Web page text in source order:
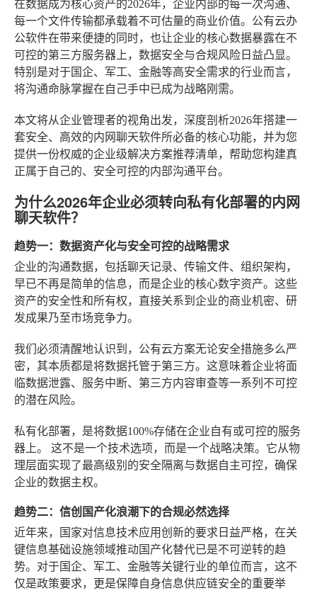
在数据成为核心资产的2026年，企业内部的每一次沟通、
每一个文件传输都承载着不可估量的商业价值。公有云办
公软件在带来便捷的同时，也让企业的核心数据暴露在不
可控的第三方服务器上，数据安全与合规风险日益凸显。
特别是对于国企、军工、金融等高安全需求的行业而言，
将沟通命脉掌握在自己手中已成为战略刚需。
本文将从企业管理者的视角出发，深度剖析2026年搭建一
套安全、高效的内网聊天软件所必备的核心功能，并为您
提供一份权威的企业级解决方案推荐清单，帮助您构建真
正属于自己的、安全可控的内部沟通平台。
为什么2026年企业必须转向私有化部署的内网
聊天软件？
趋势一：数据资产化与安全可控的战略需求
企业的沟通数据，包括聊天记录、传输文件、组织架构，
早已不再是简单的信息，而是企业的核心数字资产。这些
资产的安全性和所有权，直接关系到企业的商业机密、研
发成果乃至市场竞争力。
我们必须清醒地认识到，公有云方案无论安全措施多么严
密，其本质都是将数据托管于第三方。这意味着企业将面
临数据泄露、服务中断、第三方内容审查等一系列不可控
的潜在风险。
私有化部署，是将数据100%存储在企业自有或可控的服务
器上。
这不是一个技术选项，而是一个战略决策。它从物
理层面实现了最高级别的安全隔离与数据自主可控，确保
企业的数据主权。
趋势二：信创国产化浪潮下的合规必然选择
近年来，国家对信息技术应用创新的要求日益严格，在关
键信息基础设施领域推动国产化替代已是不可逆转的趋
势。对于国企、军工、金融等关键行业的单位而言，这不
仅是政策要求，更是保障自身信息供应链安全的重要举